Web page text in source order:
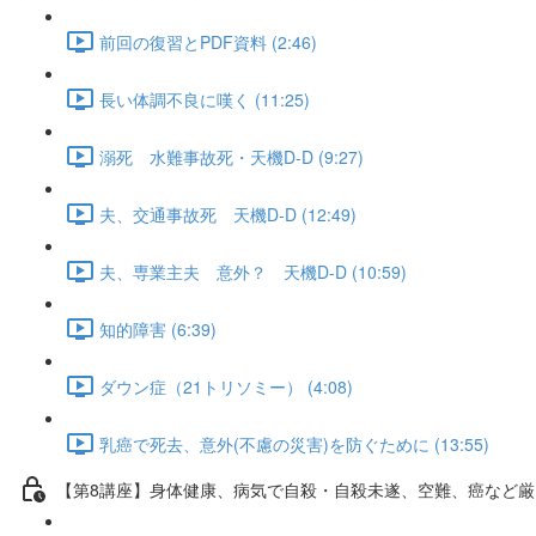
前回の復習とPDF資料 (2:46)
長い体調不良に嘆く (11:25)
溺死 水難事故死・天機D-D (9:27)
夫、交通事故死 天機D-D (12:49)
夫、専業主夫 意外？ 天機D-D (10:59)
知的障害 (6:39)
ダウン症（21トリソミー） (4:08)
乳癌で死去、意外(不慮の災害)を防ぐために (13:55)
【第8講座】身体健康、病気で自殺・自殺未遂、空難、癌など厳